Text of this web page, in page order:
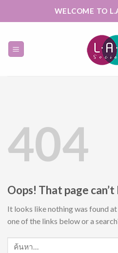
WELCOME TO
404
Oops! That page
It looks like nothing was found
one of the links below or a